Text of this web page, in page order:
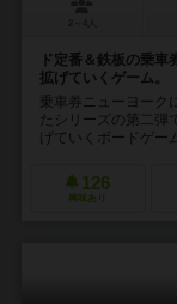
ド定番＆鉄板の乗
拡げていくゲーム。
乗車券ニューヨーク
たシリーズの第二弾
げていくボードゲー
126
興味あり